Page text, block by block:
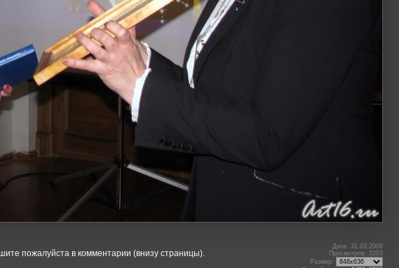
пожалуйста в комментарии (внизу страницы).
Дата: 31.03.2008
Просмотров: 2203
Размер: